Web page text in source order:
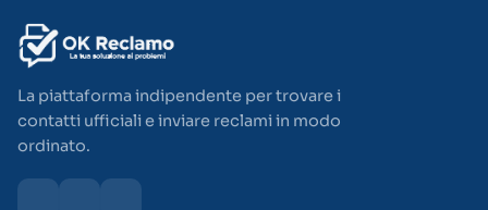
La piattaforma indipendente per trovare i
contatti ufficiali e inviare reclami in modo
ordinato.